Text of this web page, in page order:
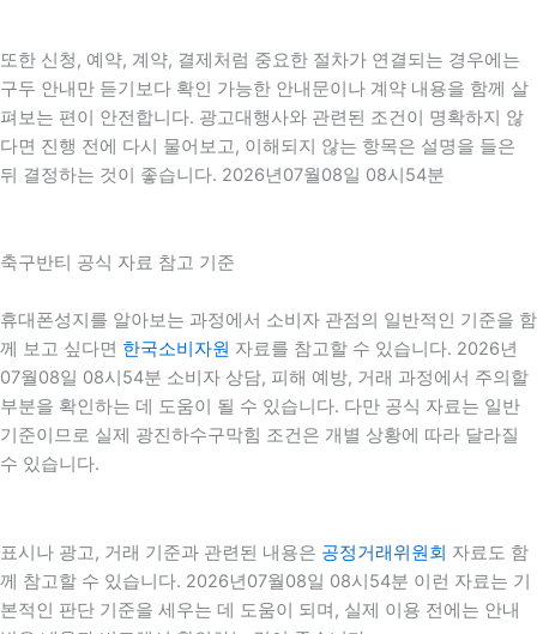
또한 신청, 예약, 계약, 결제처럼 중요한 절차가 연결되는 경우에는
구두 안내만 듣기보다 확인 가능한 안내문이나 계약 내용을 함께 살
펴보는 편이 안전합니다. 광고대행사와 관련된 조건이 명확하지 않
다면 진행 전에 다시 물어보고, 이해되지 않는 항목은 설명을 들은
뒤 결정하는 것이 좋습니다. 2026년07월08일 08시54분
축구반티 공식 자료 참고 기준
휴대폰성지를 알아보는 과정에서 소비자 관점의 일반적인 기준을 함
께 보고 싶다면 한국소비자원 자료를 참고할 수 있습니다. 2026년
07월08일 08시54분 소비자 상담, 피해 예방, 거래 과정에서 주의할
부분을 확인하는 데 도움이 될 수 있습니다. 다만 공식 자료는 일반
기준이므로 실제 광진하수구막힘 조건은 개별 상황에 따라 달라질
수 있습니다.
표시나 광고, 거래 기준과 관련된 내용은 공정거래위원회 자료도 함
께 참고할 수 있습니다. 2026년07월08일 08시54분 이런 자료는 기
본적인 판단 기준을 세우는 데 도움이 되며, 실제 이용 전에는 안내